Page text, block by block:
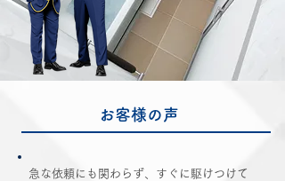
お客様の声
急な依頼にも関わらず、すぐに駆けつけて